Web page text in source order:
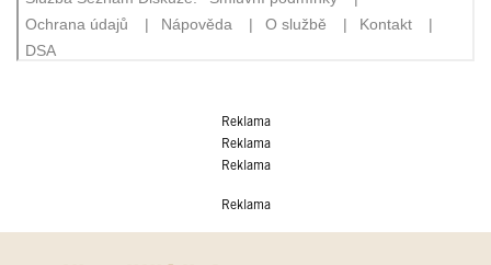
Reklama
Reklama
Reklama
Reklama